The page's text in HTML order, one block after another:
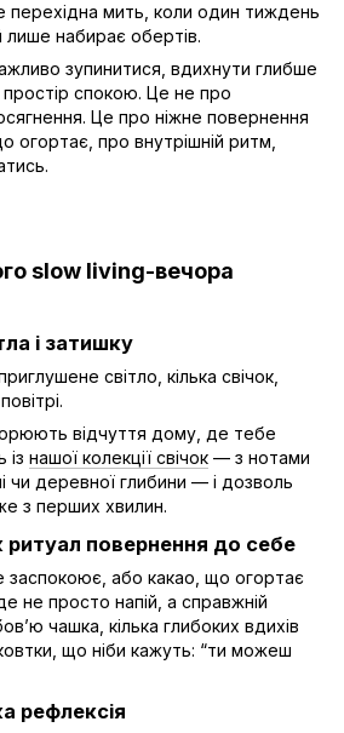
перехідна мить, коли один тиждень
лише набирає обертів.
зупинитися, вдихнути глибше
спокою. Це не про
Це про ніжне повернення
про внутрішній ритм,
slow living-вечора
і затишку
світло, кілька свічок,
відчуття дому, де тебе
нашої колекції свічок — з нотами
чи деревної глибини — і дозволь
з перших хвилин.
ритуал повернення до себе
заспокоює, або какао, що огортає
не просто напій, а справжній
чашка, кілька глибоких вдихів
що ніби кажуть: “ти можеш
рефлексія